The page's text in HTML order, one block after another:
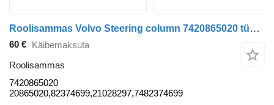
Roolisammas Volvo Steering column 7420865020 tüübi jaoks sadulveoki Volvo FL280
60 € Käibemaksuta
Roolisammas
7420865020
20865020,82374699,21028297,7482374699